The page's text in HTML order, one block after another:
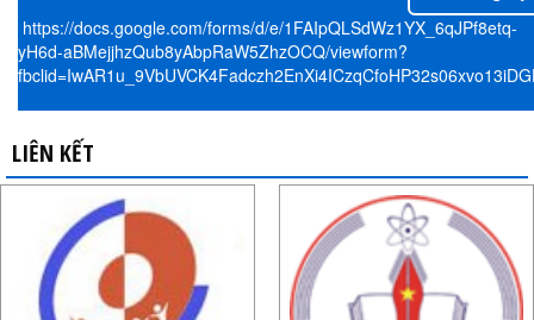
https://docs.google.com/forms/d/e/1FAIpQLSdWz1YX_6qJPf8etq-
yH6d-aBMejjhzQub8yAbpRaW5ZhzOCQ/viewform?
LIÊN KẾT